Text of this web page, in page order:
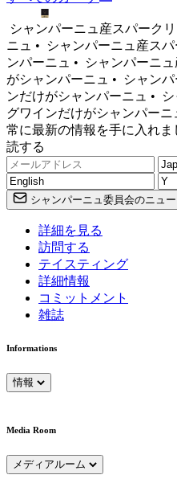
シャンパーニュ産スパーク
ニュ •
シャンパーニュ産ス
ンパーニュ •
シャンパーニ
がシャンパーニュ •
シャン
ンだけがシャンパーニュ •
グワインだけがシャンパーニ
常に最新の情報を手に入れ
読する
シャンパーニュ委員会のニュ
詳細を見る
訪問する
テイスティング
詳細情報
コミットメント
雑誌
Informations
情報
Media Room
メディアルーム